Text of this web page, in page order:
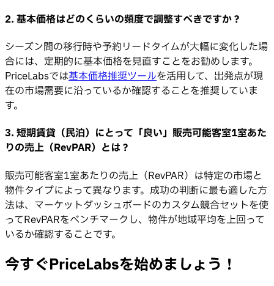
2. 基本価格はどのくらいの頻度で調整すべきですか？
シーズン間の移行時や予約リードタイムが大幅に変化した場
合には、定期的に基本価格を見直すことをお勧めします。
PriceLabsでは基本価格推奨ツールを活用して、出発点が現
在の市場需要に沿っているか確認することを推奨していま
す。
3. 短期賃貸（民泊）にとって「良い」販売可能客室1室あた
りの売上（RevPAR）とは？
販売可能客室1室あたりの売上（RevPAR）は特定の市場と
物件タイプによって異なります。成功の判断に最も適した方
法は、マーケットダッシュボードのカスタム競合セットを使
ってRevPARをベンチマークし、物件が地域平均を上回って
いるか確認することです。
今すぐPriceLabsを始めましょう！